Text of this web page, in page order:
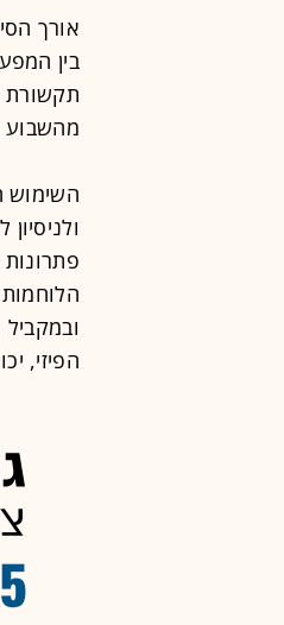
בין
תקשורת
מהשבוע
השימוש
הפיזי,